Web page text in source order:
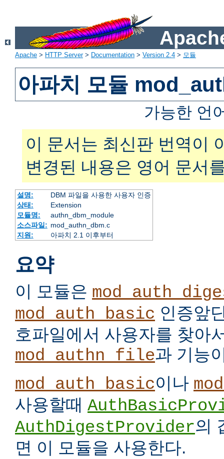
Apache > HTTP Server> Documentation > Version 2.4 > 모듈
아파치 모듈
가능한 언
이 문서는 최신판 번역이
변경된 내용은 영어 문서
설명:
DBM 파일을 사용한 사용자 인증
상태:
Extension
모듈명:
authn_dbm_module
소스파일: mod_authn_dbm.c
지원:
아파치 2.1 이후부터
요약
이 모듈은
mod_auth_basic 인증앞
호파일에서 사용자를 찾아
mod_authn_file과 기능
mod_auth_basic이나
사용할때
AuthDigestProvider의
면 이 모듈을 사용한다.